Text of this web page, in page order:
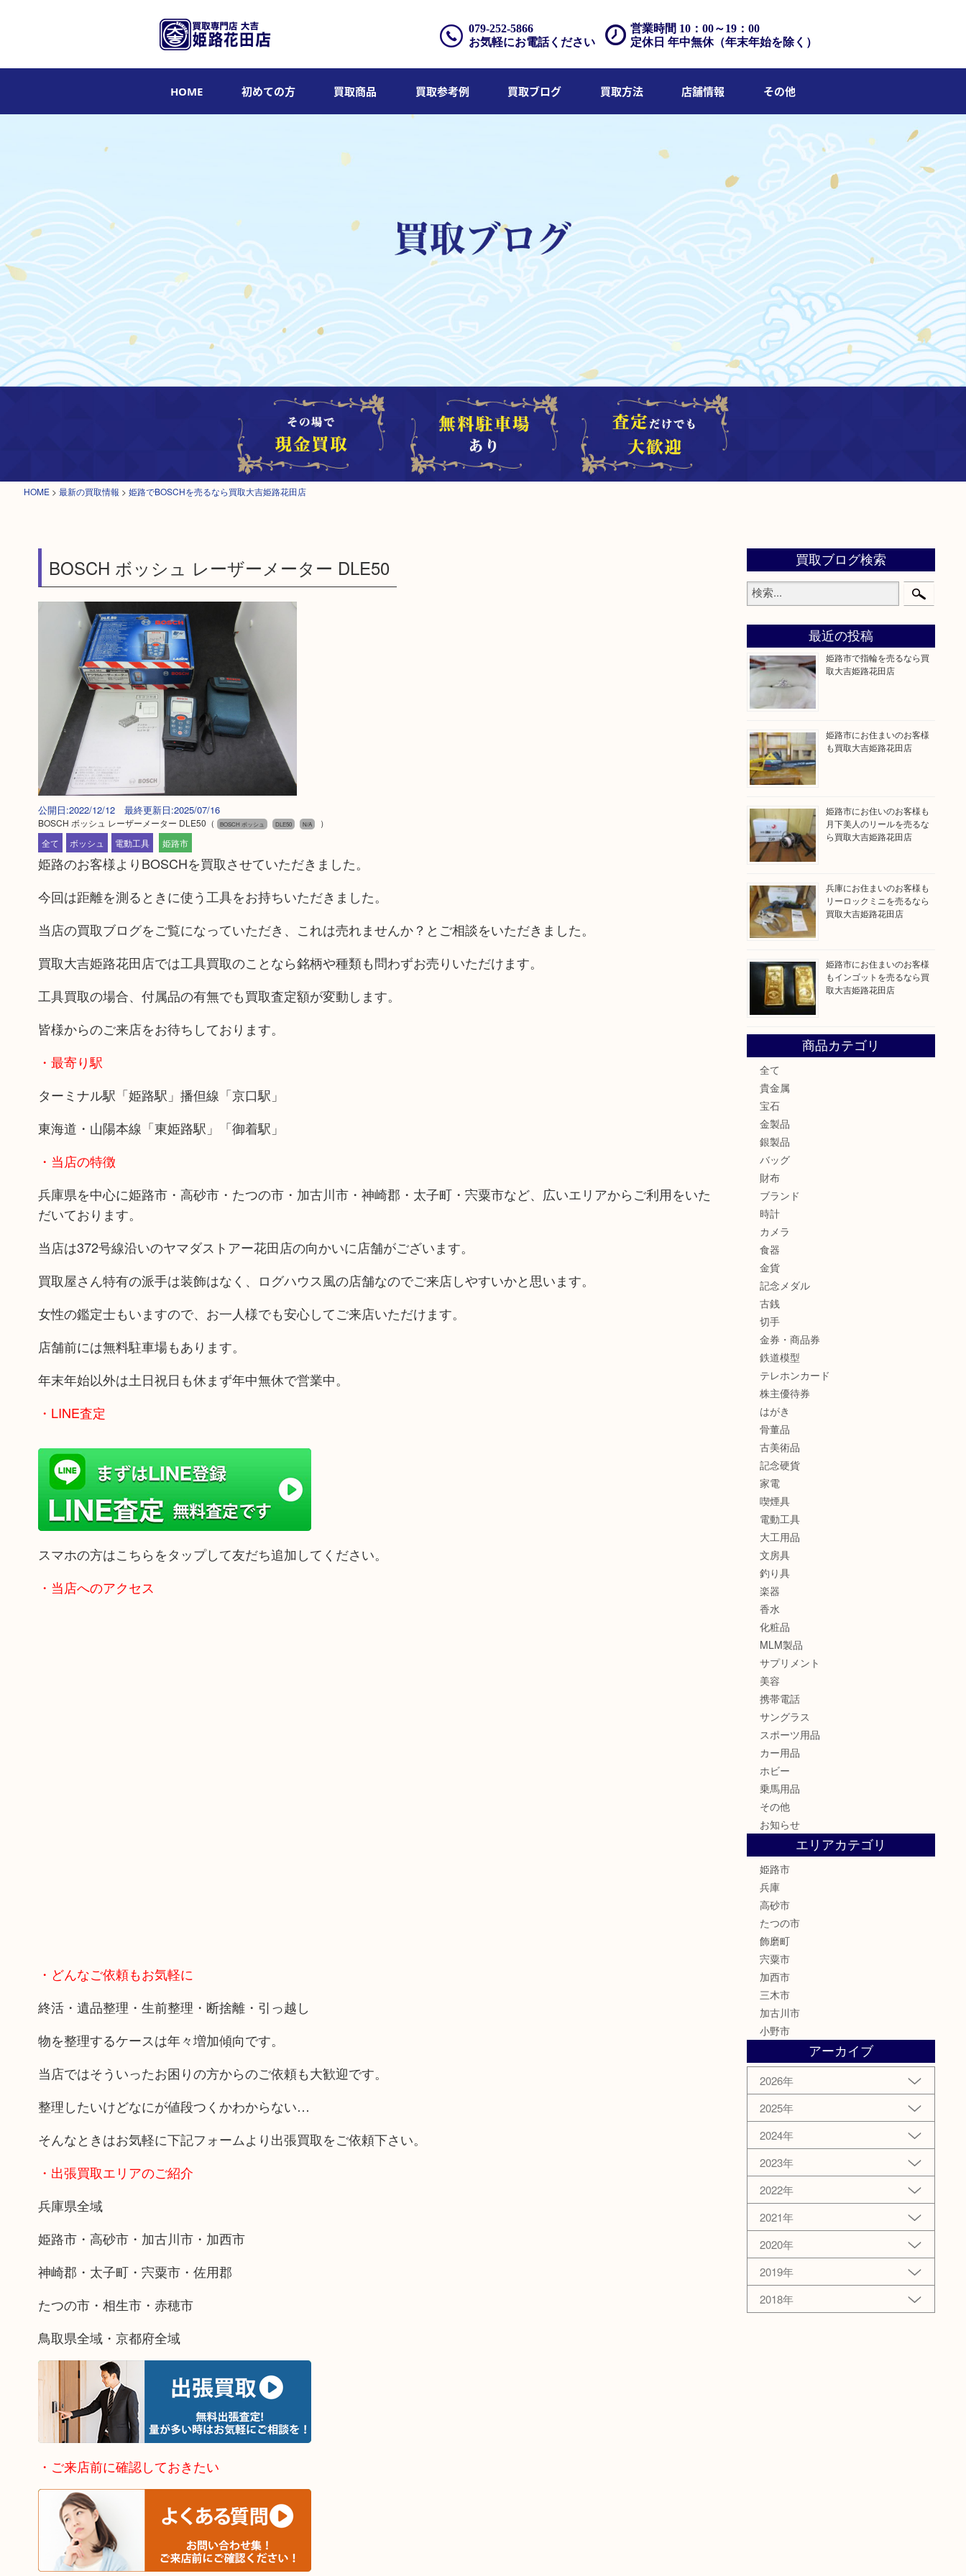
営業時間 10：00～19：00
定休日 年中無休（年末年始を除く）
079-252-5866
お気軽にお電話ください
HOME 初めての方 買取商品 買取参考例 買取ブログ 買取方法 店舗情報 その他
HOME > 最新の買取情報 > 姫路でBOSCHを売るなら買取大吉姫路花田店
BOSCH ボッシュ レーザーメーター DLE50
公開日:2022/12/12 最終更新日:2025/07/16
BOSCH ボッシュ レーザーメーター DLE50 （ BOSCH ボッシュ DLE50 N/A
）
全て
ボッシュ 電動工具 姫路市
姫路のお客様よりBOSCHを買取させていただきました。
今回は距離を測るときに使う工具をお持ちいただきました。
当店の買取ブログをご覧になっていただき、これは売れませんか？とご相談をいただきました。
買取大吉姫路花田店では工具買取のことなら銘柄や種類も問わずお売りいただけます。
工具買取の場合、付属品の有無でも買取査定額が変動します。
皆様からのご来店をお待ちしております。
・最寄り駅
ターミナル駅「姫路駅」播但線「京口駅」
東海道・山陽本線「東姫路駅」「御着駅」
・当店の特徴
兵庫県を中心に姫路市・高砂市・たつの市・加古川市・神崎郡・太子町・宍粟市など、広いエリアからご利用をいた
だいております。
当店は372号線沿いのヤマダストアー花田店の向かいに店舗がございます。
買取屋さん特有の派手は装飾はなく、ログハウス風の店舗なのでご来店しやすいかと思います。
女性の鑑定士もいますので、お一人様でも安心してご来店いただけます。
店舗前には無料駐車場もあります。
年末年始以外は土日祝日も休まず年中無休で営業中。
・LINE査定
スマホの方はこちらをタップして友だち追加してください。
・当店へのアクセス
・どんなご依頼もお気軽に
終活・遺品整理・生前整理・断捨離・引っ越し
物を整理するケースは年々増加傾向です。
当店ではそういったお困りの方からのご依頼も大歓迎です。
整理したいけどなにが値段つくかわからない…
そんなときはお気軽に下記フォームより出張買取をご依頼下さい。
・出張買取エリアのご紹介
兵庫県全域
姫路市・高砂市・加古川市・加西市
神崎郡・太子町・宍粟市・佐用郡
たつの市・相生市・赤穂市
鳥取県全域・京都府全域
・ご来店前に確認しておきたい
買取ブログ検索
最近の投稿
姫路市で指輪を売るなら買
取大吉姫路花田店
姫路市にお住まいのお客様
も買取大吉姫路花田店
姫路市にお住いのお客様も
月下美人のリールを売るな
ら買取大吉姫路花田店
兵庫にお住まいのお客様も
リーロックミニを売るなら
買取大吉姫路花田店
姫路市にお住まいのお客様
もインゴットを売るなら買
取大吉姫路花田店
商品カテゴリ
全て
貴金属
宝石
金製品
銀製品
バッグ
財布
ブランド
時計
カメラ
食器
金貨
記念メダル
古銭
切手
金券・商品券
鉄道模型
テレホンカード
株主優待券
はがき
骨董品
古美術品
記念硬貨
家電
喫煙具
電動工具
大工用品
文房具
釣り具
楽器
香水
化粧品
MLM製品
サプリメント
美容
携帯電話
サングラス
スポーツ用品
カー用品
ホビー
乗馬用品
その他
お知らせ
エリアカテゴリ
姫路市
兵庫
高砂市
たつの市
飾磨町
宍粟市
加西市
三木市
加古川市
小野市
アーカイブ
2026年
2025年
2024年
2023年
2022年
2021年
2020年
2019年
2018年